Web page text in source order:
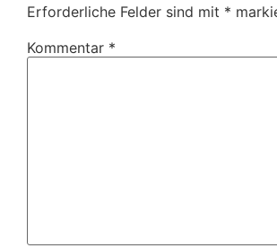
Erforderliche Felder sind mit *
Kommentar *